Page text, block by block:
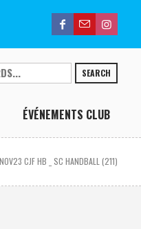
SEARCH
ÉVÉNEMENTS CLUB
CJF HB _ SC HANDBALL (211)